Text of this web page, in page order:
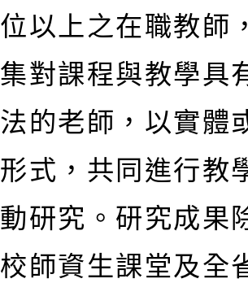
位以上之在職教師
集對課程與教學具
法的老師，以實體
形式，共同進行教
動研究。研究成果
校師資生課堂及全